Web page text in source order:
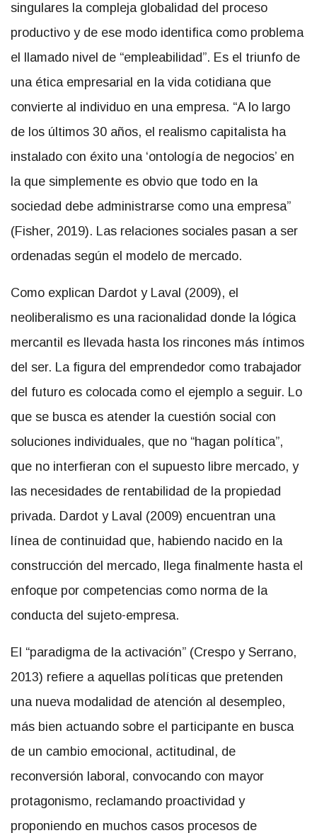
singulares la compleja globalidad del proceso
productivo y de ese modo identifica como problema
el llamado nivel de “empleabilidad”. Es el triunfo de
una ética empresarial en la vida cotidiana que
convierte al individuo en una empresa. “A lo largo
de los últimos 30 años, el realismo capitalista ha
instalado con éxito una ‘ontología de negocios’ en
la que simplemente es obvio que todo en la
sociedad debe administrarse como una empresa”
(Fisher, 2019). Las relaciones sociales pasan a ser
ordenadas según el modelo de mercado.
Como explican Dardot y Laval (2009), el
neoliberalismo es una racionalidad donde la lógica
mercantil es llevada hasta los rincones más íntimos
del ser. La figura del emprendedor como trabajador
del futuro es colocada como el ejemplo a seguir. Lo
que se busca es atender la cuestión social con
soluciones individuales, que no “hagan política”,
que no interfieran con el supuesto libre mercado, y
las necesidades de rentabilidad de la propiedad
privada. Dardot y Laval (2009) encuentran una
línea de continuidad que, habiendo nacido en la
construcción del mercado, llega finalmente hasta el
enfoque por competencias como norma de la
conducta del sujeto-empresa.
El “paradigma de la activación” (Crespo y Serrano,
2013) refiere a aquellas políticas que pretenden
una nueva modalidad de atención al desempleo,
más bien actuando sobre el participante en busca
de un cambio emocional, actitudinal, de
reconversión laboral, convocando con mayor
protagonismo, reclamando proactividad y
proponiendo en muchos casos procesos de